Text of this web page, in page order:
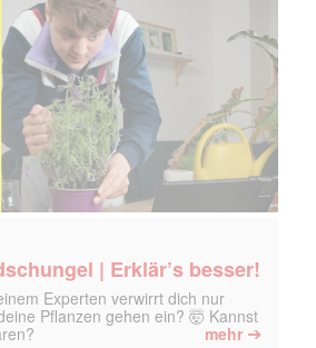
| Erklär’s besser!
Experten verwirrt dich nur
Pflanzen gehen ein? 🤯 Kannst
mehr ➔